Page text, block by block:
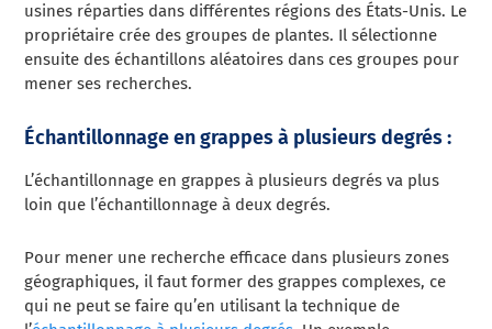
usines réparties dans différentes régions des États-Unis. Le
propriétaire crée des groupes de plantes. Il sélectionne
ensuite des échantillons aléatoires dans ces groupes pour
mener ses recherches.
Échantillonnage en grappes à plusieurs degrés :
L’échantillonnage en grappes à plusieurs degrés va plus
loin que l’échantillonnage à deux degrés.
Pour mener une recherche efficace dans plusieurs zones
géographiques, il faut former des grappes complexes, ce
qui ne peut se faire qu’en utilisant la technique de